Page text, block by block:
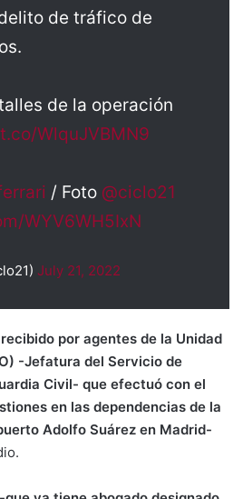
de tráfico de
de la operación
WlquJVBMN9
/ Foto @ciclo21
WYV6WH5IxN
July 21, 2022
por agentes de la Unidad
-Jefatura del Servicio de
Civil- que efectuó con el
en las dependencias de la
Adolfo Suárez en Madrid-